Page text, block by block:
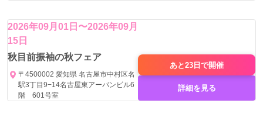
以上ある個性派振袖からコーディネート！成人式の前撮り
には自社スタジオ撮影にて絶対の自信があります。可愛い
よりかっこいいを追求したレトロモダンな世界観をお届け
いたします。
【振袖専門店 龍虎鳳凰 - 神楽呉服店】
2026年09月01日〜2026年09月
15日
秋目前振袖の秋フェア
〒4500002 愛知県 名古屋市中村区名
駅3丁目9−14名古屋東アーバンビル6
階 601号室
あと23日で開催
詳細を見る